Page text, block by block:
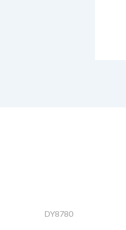
DY8780